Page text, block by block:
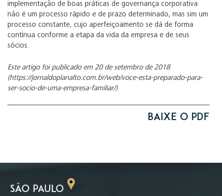
implementação de boas práticas de governança corporativa
não é um processo rápido e de prazo determinado, mas sim um
processo constante, cujo aperfeiçoamento se dá de forma
contínua conforme a etapa da vida da empresa e de seus
sócios.
Este artigo foi publicado em 20 de setembro de 2018
(https://jornaldoplanalto.com.br/web/voce-esta-preparado-para-
ser-socio-de-uma-empresa-familiar/)
Baixe o PDF
SÃO PAULO